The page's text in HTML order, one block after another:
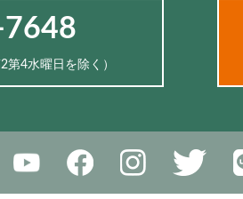
4水曜日を除く）